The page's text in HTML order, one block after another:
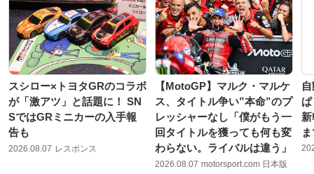
スシロー×トヨタGRのコラボ
が「激アツ」と話題に！ SN
SではGRミニカーの入手報
告も
2026.08.07 レスポンス
【MotoGP】マルク・マルケ
ス、タイトル争い”本命”のプ
レッシャーなし「僕がもう一
回タイトルを獲っても何も変
わらない。ライバルは違う」
2026.08.07 motorsport.com 日本版